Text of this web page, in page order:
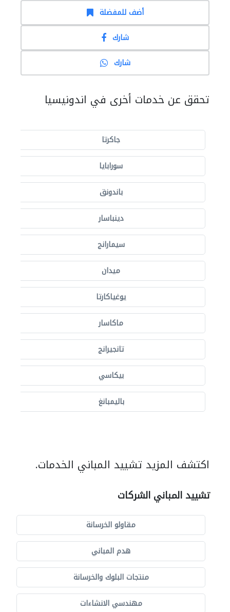
أضف للمفضلة
شارك
شارك
تحقق عن خدمات أخرى في اندونيسيا
جاكرتا
سورابايا
باندونق
دينباسار
سيمارانج
ميدان
يوغياكارتا
ماكاسار
تانجيرانج
بيكاسي
باليمبانغ
اكتشف المزيد تشييد المباني الخدمات.
تشييد المباني الشركات
مقاولو الخرسانة
هدم المباني
منتجات البلوك والخرسانة
مهندسي الانشاءات